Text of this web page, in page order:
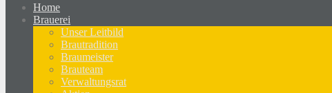
Home
Brauerei
Unser Leitbild
Brautradition
Braumeister
Brauteam
Verwaltungsrat